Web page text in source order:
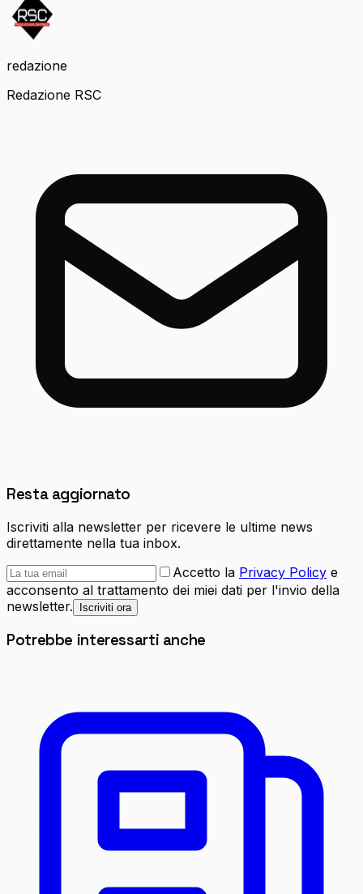
redazione
Redazione RSC
Resta aggiornato
Iscriviti alla newsletter per ricevere le ultime news
direttamente nella tua inbox.
Accetto la Privacy Policy e
acconsento al trattamento dei miei dati per l'invio della
newsletter.
Iscriviti ora
Potrebbe interessarti anche